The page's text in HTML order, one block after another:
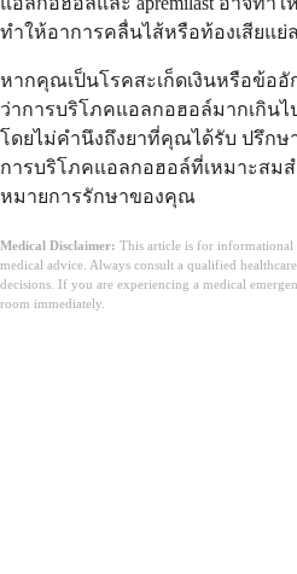
ทำให้อาการคลื่นไส้หรือท้องเสียแย่
หากคุณเป็นโรคสะเก็ดเงินหรือข้ออั
ว่าการบริโภคแอลกอฮอล์มากเกินไ
โดยไม่คำนึงถึงยาที่คุณได้รับ ปรึก
การบริโภคแอลกอฮอล์ที่เหมาะสม
หมายการรักษาของคุณ
Medical Disclaimer: This article is for informational
medical advice. Always consult a qualified
decisions. If you are experiencing a medical
room immediately.